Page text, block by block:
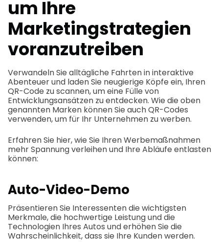
um Ihre
Marketingstrategien
voranzutreiben
Verwandeln Sie alltägliche Fahrten in interaktive
Abenteuer und laden Sie neugierige Köpfe ein, Ihren
QR-Code zu scannen, um eine Fülle von
Entwicklungsansätzen zu entdecken. Wie die oben
genannten Marken können Sie auch QR-Codes
verwenden, um für Ihr Unternehmen zu werben.
Erfahren Sie hier, wie Sie Ihren Werbemaßnahmen
mehr Spannung verleihen und Ihre Abläufe entlasten
können:
Auto-Video-Demo
Präsentieren Sie Interessenten die wichtigsten
Merkmale, die hochwertige Leistung und die
Technologien Ihres Autos und erhöhen Sie die
Wahrscheinlichkeit, dass sie Ihre Kunden werden.